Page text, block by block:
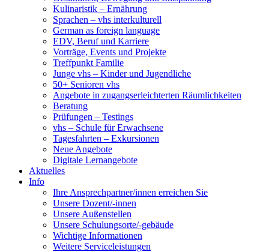
Kulinaristik – Ernährung
Sprachen – vhs interkulturell
German as foreign language
EDV, Beruf und Karriere
Vorträge, Events und Projekte
Treffpunkt Familie
Junge vhs – Kinder und Jugendliche
50+ Senioren vhs
Angebote in zugangserleichterten Räumlichkeiten
Beratung
Prüfungen – Testings
vhs – Schule für Erwachsene
Tagesfahrten – Exkursionen
Neue Angebote
Digitale Lernangebote
Aktuelles
Info
Ihre Ansprechpartner/innen erreichen Sie
Unsere Dozent/-innen
Unsere Außenstellen
Unsere Schulungsorte/-gebäude
Wichtige Informationen
Weitere Serviceleistungen